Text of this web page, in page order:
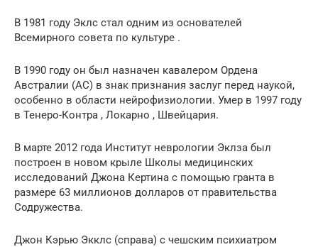
В 1981 году Эклс стал одним из основателей
Всемирного совета по культуре .
В 1990 году он был назначен кавалером Ордена
Австралии (AC) в знак признания заслуг перед наукой,
особенно в области нейрофизиологии. Умер в 1997 году
в Тенеро-Контра , Локарно , Швейцария.
В марте 2012 года Институт неврологии Эклза был
построен в новом крыле Школы медицинских
исследований Джона Кертина с помощью гранта в
размере 63 миллионов долларов от правительства
Содружества.
Джон Кэрью Экклс (справа) с чешским психиатром